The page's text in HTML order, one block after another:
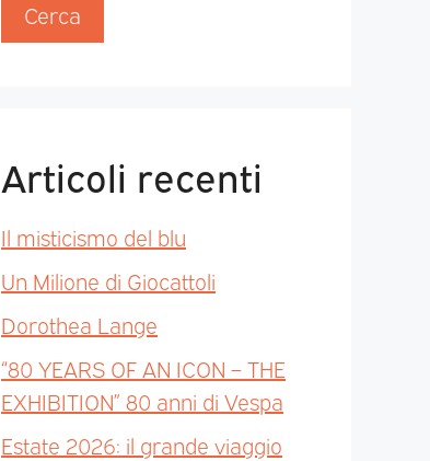
Cerca
Articoli recenti
Il misticismo del blu
Un Milione di Giocattoli
Dorothea Lange
“80 YEARS OF AN ICON – THE
EXHIBITION” 80 anni di Vespa
Estate 2026: il grande viaggio